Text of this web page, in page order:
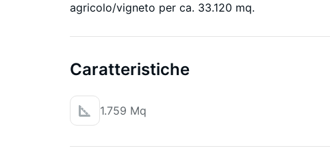
agricolo/vigneto per ca. 33.120 mq.
Caratteristiche
1.759 Mq